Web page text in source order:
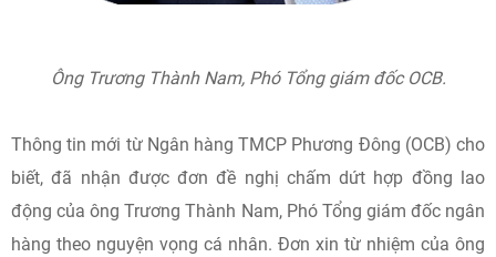
Ông Trương Thành Nam, Phó Tổng giám đốc OCB.
Thông tin mới từ Ngân hàng TMCP Phương Đông (OCB) cho
biết, đã nhận được đơn đề nghị chấm dứt hợp đồng lao
động của ông Trương Thành Nam, Phó Tổng giám đốc ngân
hàng theo nguyện vọng cá nhân. Đơn xin từ nhiệm của ông